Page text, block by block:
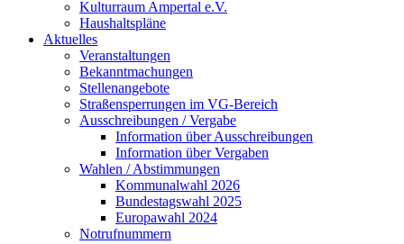
Kulturraum Ampertal e.V.
Haushaltspläne
Aktuelles
Veranstaltungen
Bekanntmachungen
Stellenangebote
Straßensperrungen im VG-Bereich
Ausschreibungen / Vergabe
Information über Ausschreibungen
Information über Vergaben
Wahlen / Abstimmungen
Kommunalwahl 2026
Bundestagswahl 2025
Europawahl 2024
Notrufnummern